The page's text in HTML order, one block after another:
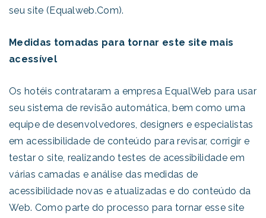
seu site (Equalweb.Com).
Medidas tomadas para tornar este site mais
acessível
Os hotéis contrataram a empresa EqualWeb para usar
seu sistema de revisão automática, bem como uma
equipe de desenvolvedores, designers e especialistas
em acessibilidade de conteúdo para revisar, corrigir e
testar o site, realizando testes de acessibilidade em
várias camadas e análise das medidas de
acessibilidade novas e atualizadas e do conteúdo da
Web. Como parte do processo para tornar esse site